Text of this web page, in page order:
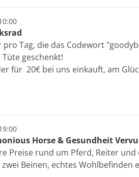
pro Tag, die das Codewort
geschenkt!
für 20€ bei uns einkauft, am
Horse & Gesundheit
Preise rund um Pferd, Reiter
Beinen, echtes